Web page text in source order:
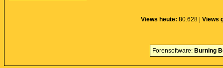
Views heute: 80.628 | Views
Forensoftware: Burning